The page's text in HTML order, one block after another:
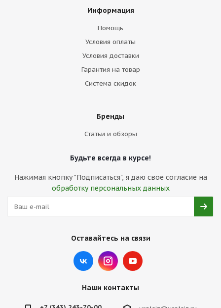
Информация
Помощь
Условия оплаты
Условия доставки
Гарантия на товар
Система скидок
Бренды
Статьи и обзоры
Будьте всегда в курсе!
Нажимая кнопку "Подписаться", я даю свое согласие на
обработку персональных данных
Оставайтесь на связи
Наши контакты